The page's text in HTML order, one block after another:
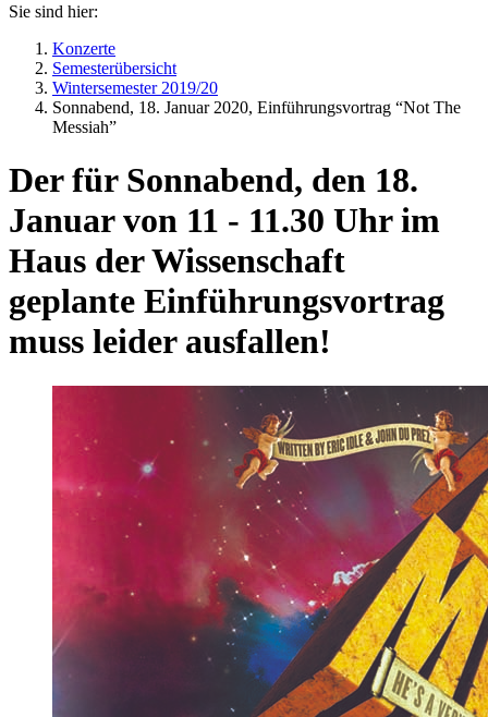
Sie sind hier:
Konzerte
Semesterübersicht
Wintersemester 2019/20
Sonnabend, 18. Januar 2020, Einführungsvortrag “Not The
Messiah”
Der für Sonnabend, den 18.
Januar von 11 - 11.30 Uhr im
Haus der Wissenschaft
geplante Einführungsvortrag
muss leider ausfallen!